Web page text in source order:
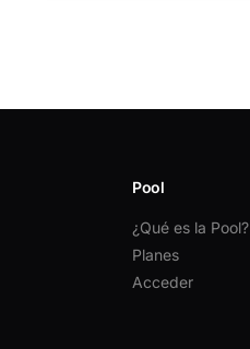
Pool
¿Qué es la Pool?
Planes
Acceder